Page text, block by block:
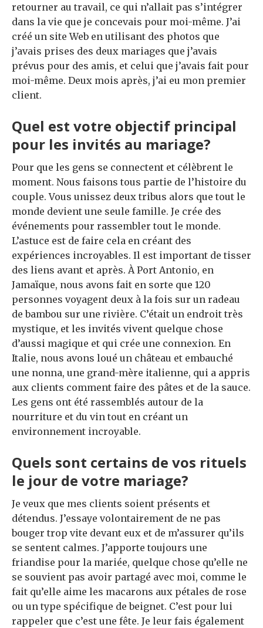
retourner au travail, ce qui n’allait pas s’intégrer
dans la vie que je concevais pour moi-même. J’ai
créé un site Web en utilisant des photos que
j’avais prises des deux mariages que j’avais
prévus pour des amis, et celui que j’avais fait pour
moi-même. Deux mois après, j’ai eu mon premier
client.
Quel est votre objectif principal
pour les invités au mariage?
Pour que les gens se connectent et célèbrent le
moment. Nous faisons tous partie de l’histoire du
couple. Vous unissez deux tribus alors que tout le
monde devient une seule famille. Je crée des
événements pour rassembler tout le monde.
L’astuce est de faire cela en créant des
expériences incroyables. Il est important de tisser
des liens avant et après. À Port Antonio, en
Jamaïque, nous avons fait en sorte que 120
personnes voyagent deux à la fois sur un radeau
de bambou sur une rivière. C’était un endroit très
mystique, et les invités vivent quelque chose
d’aussi magique et qui crée une connexion. En
Italie, nous avons loué un château et embauché
une nonna, une grand-mère italienne, qui a appris
aux clients comment faire des pâtes et de la sauce.
Les gens ont été rassemblés autour de la
nourriture et du vin tout en créant un
environnement incroyable.
Quels sont certains de vos rituels
le jour de votre mariage?
Je veux que mes clients soient présents et
détendus. J’essaye volontairement de ne pas
bouger trop vite devant eux et de m’assurer qu’ils
se sentent calmes. J’apporte toujours une
friandise pour la mariée, quelque chose qu’elle ne
se souvient pas avoir partagé avec moi, comme le
fait qu’elle aime les macarons aux pétales de rose
ou un type spécifique de beignet. C’est pour lui
rappeler que c’est une fête. Je leur fais également